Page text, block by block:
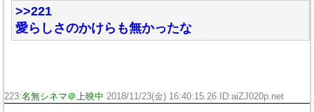
>>221
愛らしさのかけらも無かったな
223:名無シネマ＠上映中 2018/11/23(金) 16:40:15.26 ID:aiZJ020p.net